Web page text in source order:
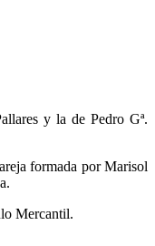
y la de Pedro Gª.
formada por Marisol
Mercantil.